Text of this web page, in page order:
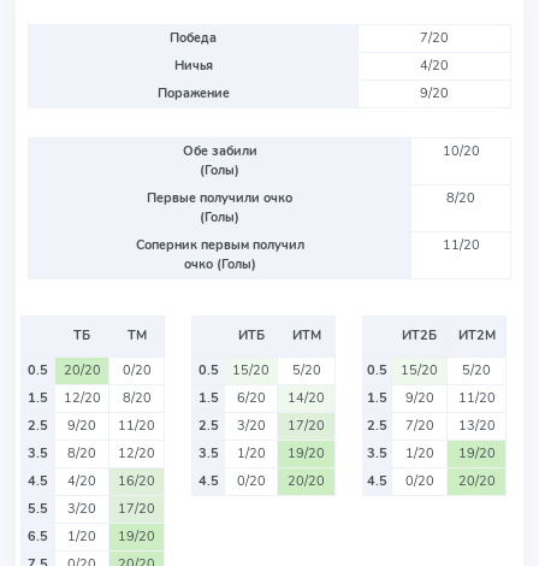
Победа
7/20
Ничья
4/20
Поражение
9/20
Обе забили
(Голы)
10/20
Первые получили очко
(Голы)
8/20
Соперник первым получил
очко (Голы)
11/20
ТБ
ТМ
0.5
20/20
0/20
1.5
12/20
8/20
2.5
9/20
11/20
3.5
8/20
12/20
4.5
4/20
16/20
5.5
3/20
17/20
6.5
1/20
19/20
ИТБ
ИТМ
0.5
15/20
5/20
1.5
6/20
14/20
2.5
3/20
17/20
3.5
1/20
19/20
4.5
0/20 20/20
ИТ2Б
ИТ2М
0.5
15/20
5/20
1.5
9/20
11/20
2.5
7/20
13/20
3.5
1/20
19/20
4.5
0/20 20/20